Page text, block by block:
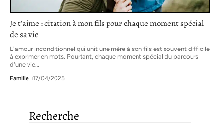
Je t’aime : citation à mon fils pour chaque moment spécial
de sa vie
L'amour inconditionnel qui unit une mère à son fils est souvent difficile
à exprimer en mots. Pourtant, chaque moment spécial du parcours
d'une vie
Famille 17/04/2025
Recherche